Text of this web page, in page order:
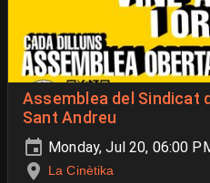
Assemblea del Sindicat
Sant Andreu
Monday, Jul 20, 06:00
La Cinètika